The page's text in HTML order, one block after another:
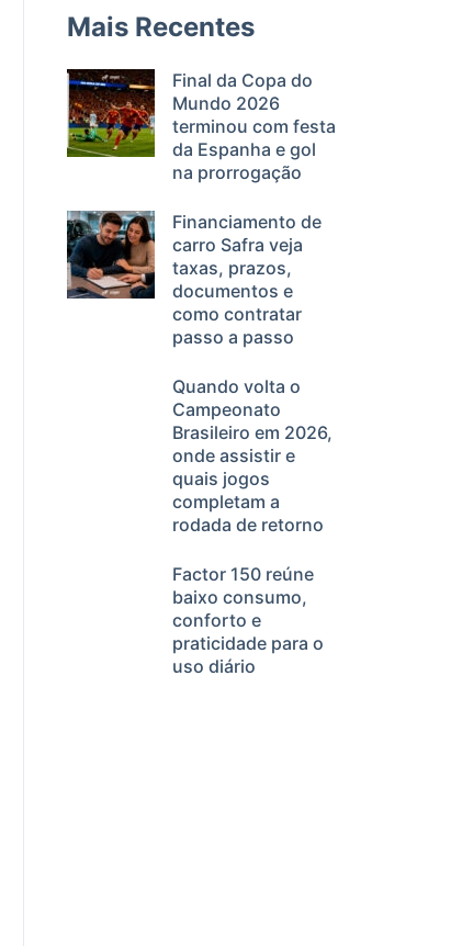
Mais Recentes
Final da Copa do
Mundo 2026
terminou com festa
da Espanha e gol
na prorrogação
Financiamento de
carro Safra veja
taxas, prazos,
documentos e
como contratar
passo a passo
Quando volta o
Campeonato
Brasileiro em 2026,
onde assistir e
quais jogos
completam a
rodada de retorno
Factor 150 reúne
baixo consumo,
conforto e
praticidade para o
uso diário